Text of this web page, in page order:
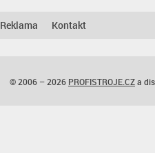
Reklama Kontakt
© 2006 – 2026 PROFISTROJE.CZa